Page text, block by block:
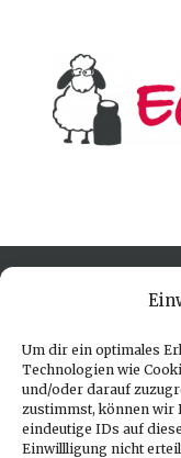
Um dir ein optimales
Technologien wie
und/oder darauf
zustimmst, können wir
eindeutige IDs auf
Einwillligung nicht
Jeden